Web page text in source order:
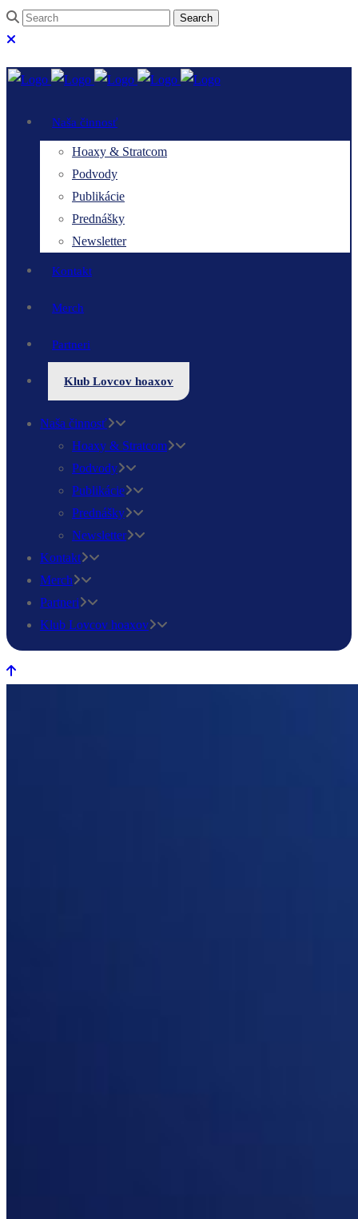
Naša činnosť
Hoaxy & Stratcom
Podvody
Publikácie
Prednášky
Newsletter
Kontakt
Merch
Partneri
Klub Lovcov hoaxov
Naša činnosť
Hoaxy & Stratcom
Podvody
Publikácie
Prednášky
Newsletter
Kontakt
Merch
Partneri
Klub Lovcov hoaxov